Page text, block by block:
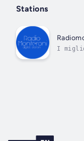
Stations
I